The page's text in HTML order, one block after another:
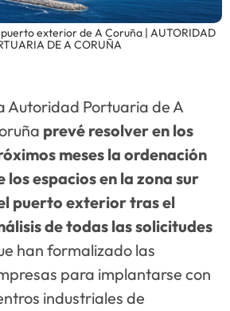
exterior de A Coruña | AUTORIDAD
DE A CORUÑA
Autoridad Portuaria de A
prevé resolver en los
meses la ordenación
los espacios en la zona sur
puerto exterior tras el
de todas las solicitudes
han formalizado las
para implantarse con
industriales de